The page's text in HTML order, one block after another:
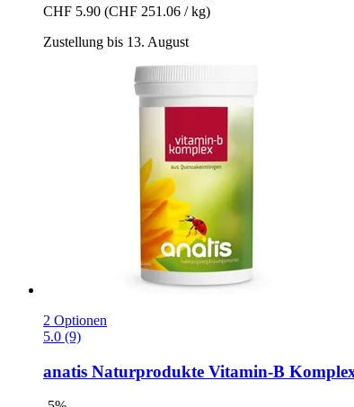
CHF 5.90 (CHF 251.06 / kg)
Zustellung bis 13. August
2 Optionen
5.0 (9)
anatis Naturprodukte Vitamin-​B